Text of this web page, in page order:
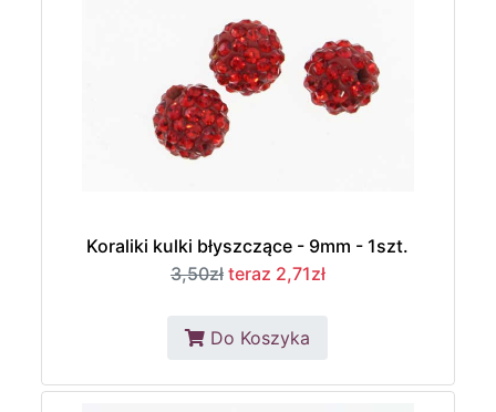
Koraliki kulki błyszczące - 9mm - 1szt.
3,50zł teraz 2,71zł
Do Koszyka